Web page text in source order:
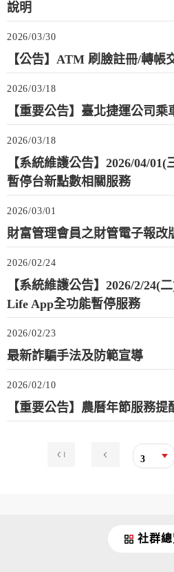
說明
2026/03/30
【公告】ATM 刷臉註冊/轉帳
2026/03/18
【重要公告】臺北捷運公司
2026/03/18
【系統維護公告】2026/04/
暫停台新點數相關服務
2026/03/01
財富管理會員之財管電子報改
2026/02/24
【系統維護公告】2026/2/24(
Life App全功能暫停服務
2026/02/23
最新詐騙手法及防範宣導
2026/02/10
【重要公告】農曆年節服務提
3
社群